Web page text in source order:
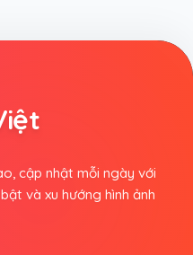
cập nhật mỗi ngày với
và xu hướng hình ảnh